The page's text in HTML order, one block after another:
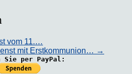
vom 11.…
mit Erstkommunion… →
Sie per PayPal: